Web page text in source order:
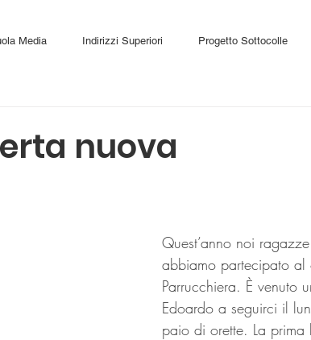
Media Indirizzi Superiori Progetto Sottocolle
nuova
Quest’anno noi
abbiamo partecipato al
Parrucchiera. È venuto
Edoardo a seguirci il
paio di orette. La prima